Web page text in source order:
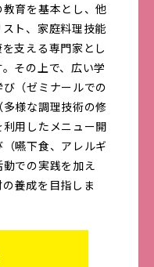
育を基本とし、他
ト、家庭料理技能
支える専門家とし
その上で、広い学
（ゼミナールでの
様な調理技術の修
用したメニュー開
嚥下食、アレルギ
での実践を加え
養成を目指しま